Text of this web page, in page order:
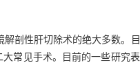
剖性肝切除术的绝大多数。
常见手术。目前的一些研究